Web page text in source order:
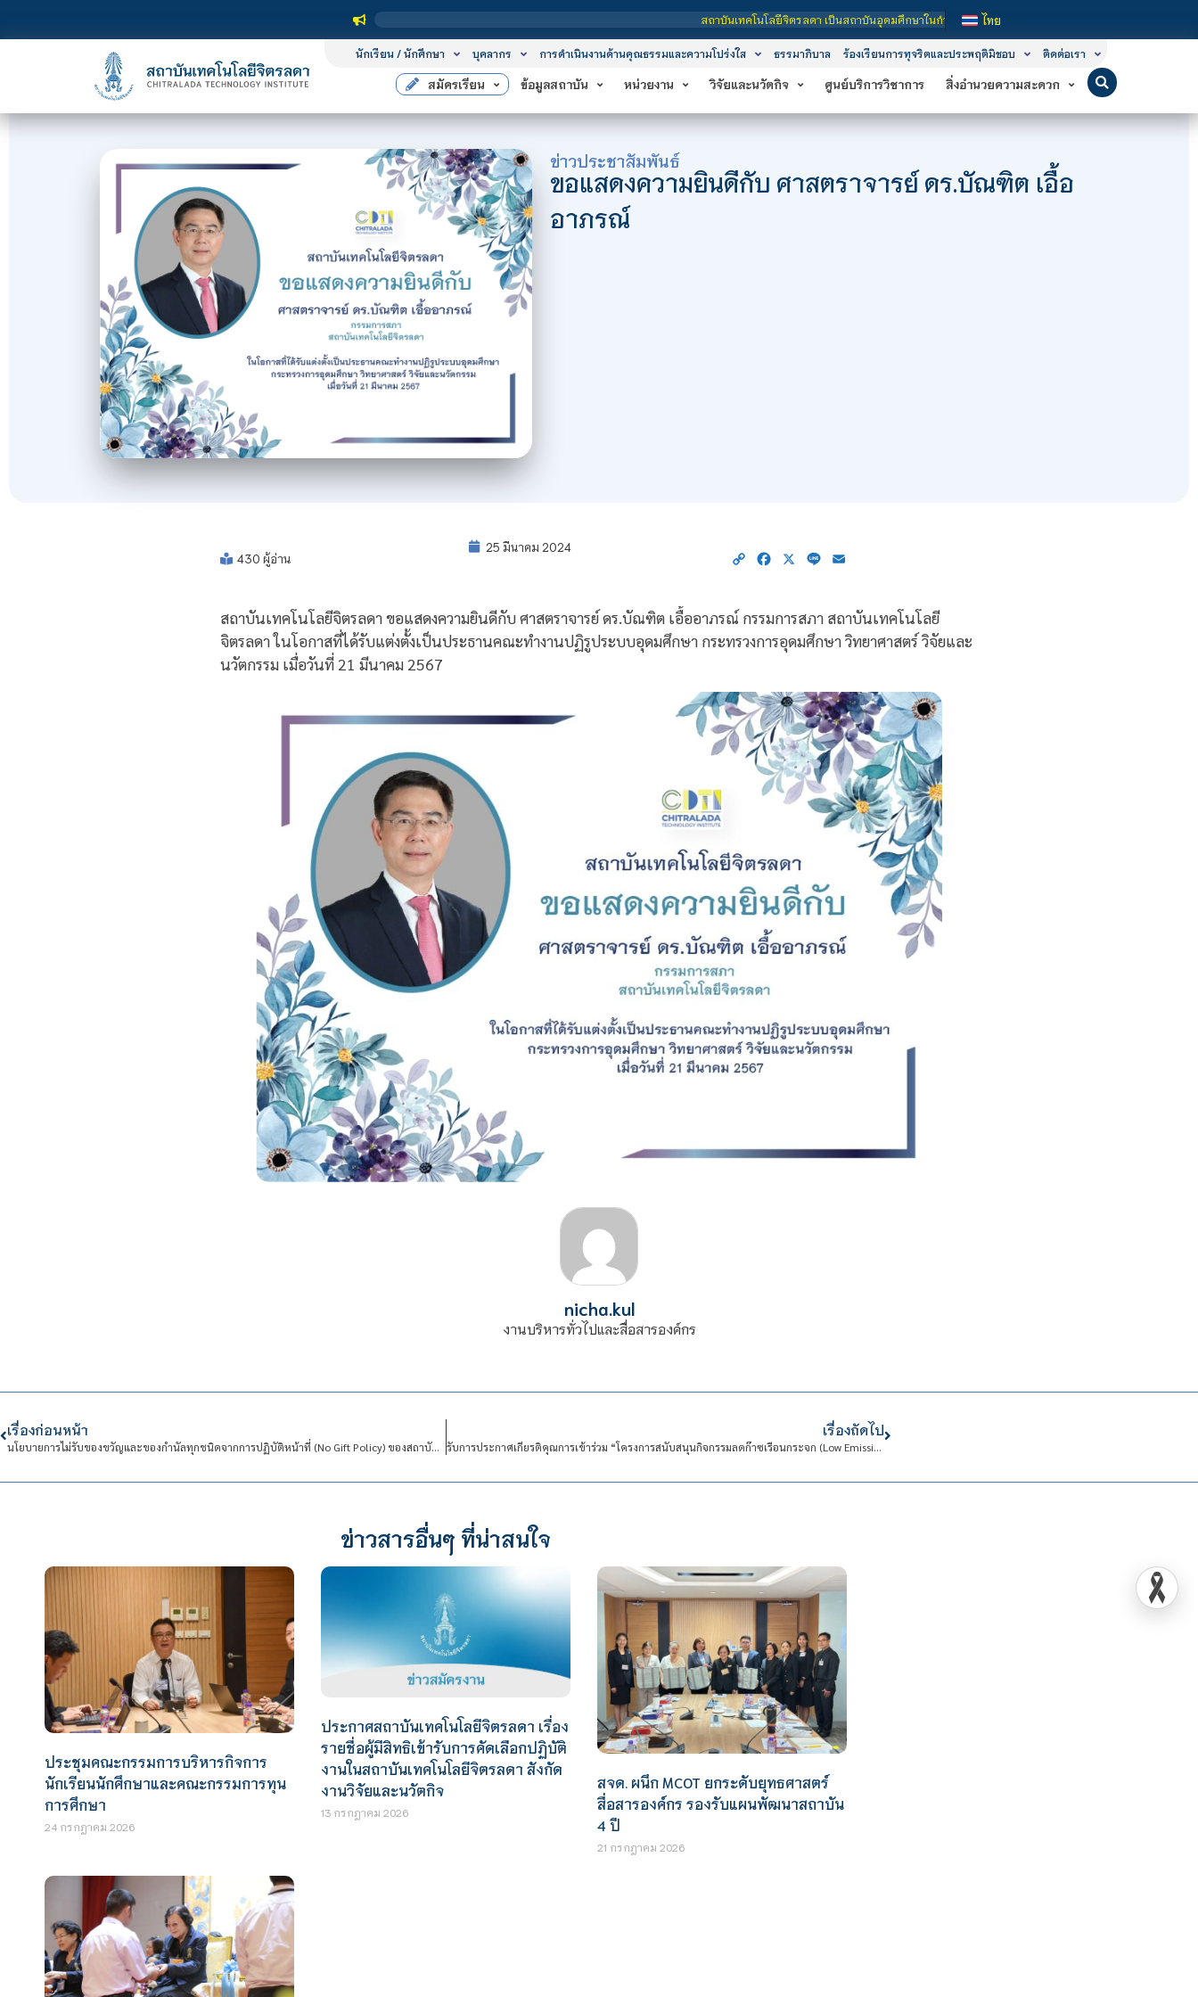
สถาบันเทคโนโลยีจิตรลดา เป็นสถาบันอุดมศึกษาในกำกับของรัฐ เปิดหลักสูตรการเรียนการสอน 3 ระดับ คือ ระดับประก
ไทย
นักเรียน / นักศึกษา บุคลากร การดำเนินงานด้านคุณธรรมและความโปร่งใส ธรรมาภิบาล ร้องเรียนการทุจริตและประพฤติมิชอบ ติดต่อเรา
สมัครเรียน ข้อมูลสถาบัน หน่วยงาน วิจัยและนวัตกิจ ศูนย์บริการวิชาการ สิ่งอำนวยความสะดวก
ข่าวประชาสัมพันธ์
ขอแสดงความยินดีกับ ศาสตราจารย์ ดร.บัณฑิต เอื้อ
อาภรณ์
430 ผู้อ่าน
25 มีนาคม 2024
Copy Facebook
X Line
สถาบันเทคโนโลยีจิตรลดา ขอแสดงความยินดีกับ ศาสตราจารย์ ดร.บัณฑิต เอื้ออาภรณ์ กรรมการสภา สถาบันเทคโนโลยี
จิตรลดา ในโอกาสที่ได้รับแต่งตั้งเป็นประธานคณะทำงานปฏิรูประบบอุดมศึกษา กระทรวงการอุดมศึกษา วิทยาศาสตร์ วิจัยและ
นวัตกรรม เมื่อวันที่ 21 มีนาคม 2567
nicha.kul
งานบริหารทั่วไปและสื่อสารองค์กร
เรื่องก่อนหน้า
นโยบายการไม่รับของขวัญและของกำนัลทุกชนิดจากการปฏิบัติหน้าที่ (No Gift Policy) ของสถาบันเทคโนโลยีจิตรลดา ประจำปีงบประมาณ พ.ศ. 2567
เรื่องถัดไป
รับการประกาศเกียรติคุณการเข้าร่วม “โครงการสนับสนุนกิจกรรมลดก๊าซเรือนกระจก (Low Emission Support Scheme : LESS)
ข่าวสารอื่นๆ ที่น่าสนใจ
ประชุมคณะกรรมการบริหารกิจการ
นักเรียนนักศึกษาและคณะกรรมการทุน
การศึกษา
24 กรกฎาคม 2026
ประกาศสถาบันเทคโนโลยีจิตรลดา เรื่อง
รายชื่อผู้มีสิทธิเข้ารับการคัดเลือกปฏิบัติ
งานในสถาบันเทคโนโลยีจิตรลดา สังกัด
งานวิจัยและนวัตกิจ
13 กรกฎาคม 2026
สจด. ผนึก MCOT ยกระดับยุทธศาสตร์
สื่อสารองค์กร รองรับแผนพัฒนาสถาบัน
4 ปี
21 กรกฎาคม 2026